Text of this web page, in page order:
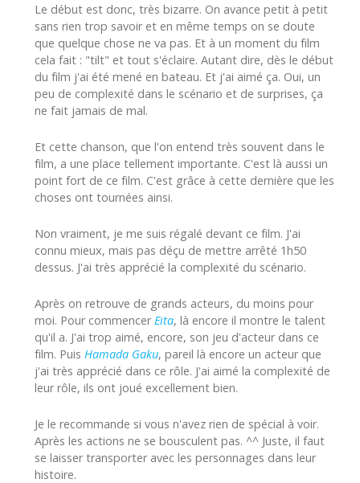
Le début est donc, très bizarre. On avance petit à petit
sans rien trop savoir et en même temps on se doute
que quelque chose ne va pas. Et à un moment du film
cela fait : "tilt" et tout s'éclaire. Autant dire, dès le début
du film j'ai été mené en bateau. Et j'ai aimé ça. Oui, un
peu de complexité dans le scénario et de surprises, ça
ne fait jamais de mal.
Et cette chanson, que l'on entend très souvent dans le
film, a une place tellement importante. C'est là aussi un
point fort de ce film. C'est grâce à cette dernière que les
choses ont tournées ainsi.
Non vraiment, je me suis régalé devant ce film. J'ai
connu mieux, mais pas déçu de mettre arrêté 1h50
dessus. J'ai très apprécié la complexité du scénario.
Après on retrouve de grands acteurs, du moins pour
moi. Pour commencer Eita, là encore il montre le talent
qu'il a. J'ai trop aimé, encore, son jeu d'acteur dans ce
film. Puis Hamada Gaku, pareil là encore un acteur que
j'ai très apprécié dans ce rôle. J'ai aimé la complexité de
leur rôle, ils ont joué excellement bien.
Je le recommande si vous n'avez rien de spécial à voir.
Après les actions ne se bousculent pas. ^^ Juste, il faut
se laisser transporter avec les personnages dans leur
histoire.